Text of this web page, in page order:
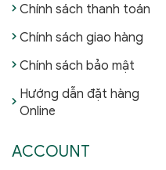
Chính sách thanh toán
Chính sách giao hàng
Chính sách bảo mật
Hướng dẫn đặt hàng
Online
ACCOUNT